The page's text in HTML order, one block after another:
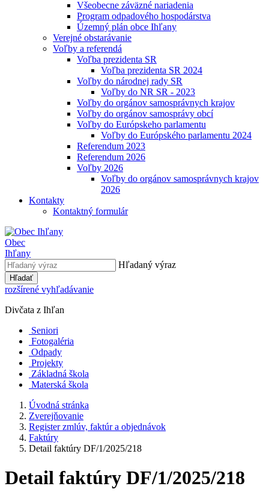
Všeobecne záväzné nariadenia
Program odpadového hospodárstva
Územný plán obce Ihľany
Verejné obstarávanie
Voľby a referendá
Voľba prezidenta SR
Voľba prezidenta SR 2024
Voľby do národnej rady SR
Voľby do NR SR - 2023
Voľby do orgánov samosprávnych krajov
Voľby do orgánov samosprávy obcí
Voľby do Európskeho parlamentu
Voľby do Európského parlamentu 2024
Referendum 2023
Referendum 2026
Voľby 2026
Voľby do orgánov samosprávnych krajov
2026
Kontakty
Kontaktný formulár
Obec
Ihľany
Hľadaný výraz
Hľadať
rozšírené vyhľadávanie
Divčata z Ihľan
Seniori
Fotogaléria
Odpady
Projekty
Základná škola
Materská škola
Úvodná stránka
Zverejňovanie
Register zmlúv, faktúr a objednávok
Faktúry
Detail faktúry DF/1/2025/218
Detail faktúry DF/1/2025/218